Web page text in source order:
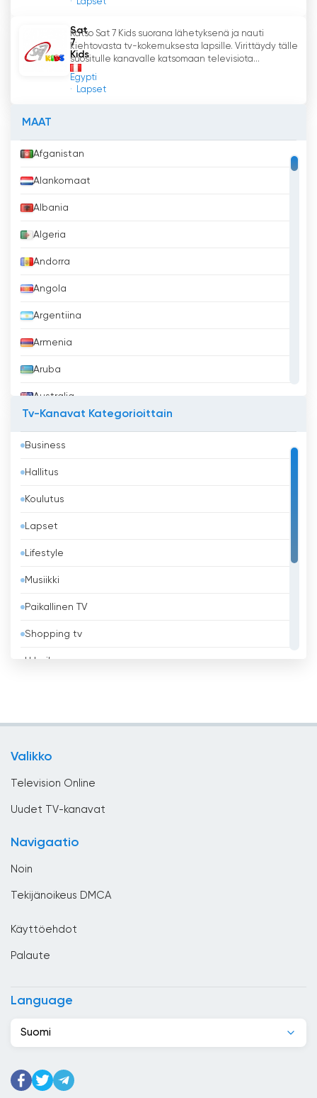
Lapset
Sat
7
Kids
Egypti
Lapset
Katso Sat 7 Kids suorana lähetyksenä ja nauti
kiehtovasta tv-kokemuksesta lapsille. Virittäydy tälle
suositulle kanavalle katsomaan televisiota...
MAAT
Afganistan
Alankomaat
Albania
Algeria
Andorra
Angola
Argentiina
Armenia
Aruba
Australia
Bahrain
Bangladesh
Barbados
Belgia
Belize
Benin
Bhutan
Bolivia
El Salvador
Georgia
Tv-Kanavat Kategorioittain
Business
Hallitus
Koulutus
Lapset
Lifestyle
Musiikki
Paikallinen TV
Shopping tv
Urheilu
Valikko
Television Online
Uudet TV-kanavat
Navigaatio
Noin
Tekijänoikeus DMCA
Käyttöehdot
Palaute
Language
Suomi